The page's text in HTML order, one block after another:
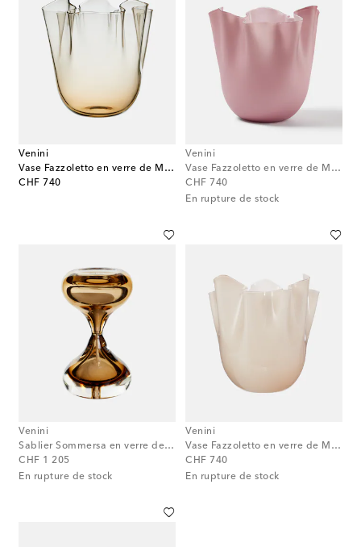
Venini
Vase Fazzoletto en verre de Murano par Fulvio Bianconi et Paolo Venini
CHF 740
original price
Venini
Vase Fazzoletto en verre de Murano par Fulvio Bianconi et Paolo Venini
CHF 740
original price
En rupture de stock
Venini
Sablier Sommersa en verre de Murano
CHF 1 205
original price
En rupture de stock
Venini
Vase Fazzoletto en verre de Murano par Fulvio Bianconi et Paolo Venini
CHF 740
original price
En rupture de stock